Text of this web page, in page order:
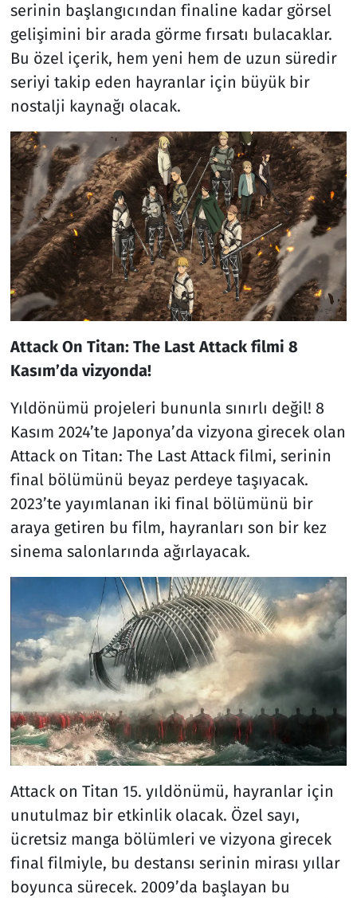
serinin başlangıcından finaline kadar görsel
gelişimini bir arada görme fırsatı bulacaklar.
Bu özel içerik, hem yeni hem de uzun süredir
seriyi takip eden hayranlar için büyük bir
nostalji kaynağı olacak.
Attack On Titan: The Last Attack filmi 8
Kasım’da vizyonda!
Yıldönümü projeleri bununla sınırlı değil! 8
Kasım 2024’te Japonya’da vizyona girecek olan
Attack on Titan: The Last Attack filmi, serinin
final bölümünü beyaz perdeye taşıyacak.
2023’te yayımlanan iki final bölümünü bir
araya getiren bu film, hayranları son bir kez
sinema salonlarında ağırlayacak.
Attack on Titan 15. yıldönümü, hayranlar için
unutulmaz bir etkinlik olacak. Özel sayı,
ücretsiz manga bölümleri ve vizyona girecek
final filmiyle, bu destansı serinin mirası yıllar
boyunca sürecek. 2009’da başlayan bu